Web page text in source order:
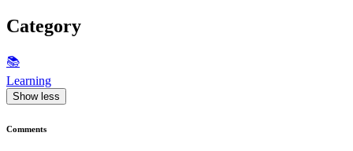
Category
📚
Learning
Show less
Comments